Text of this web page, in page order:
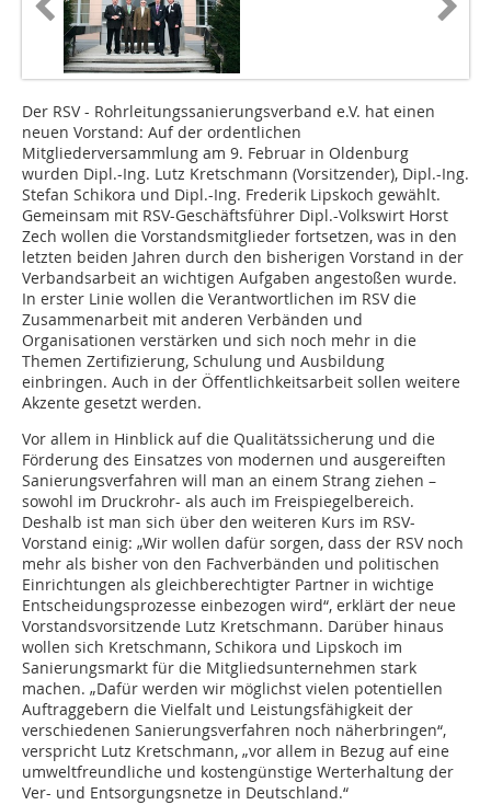
Der RSV - Rohrleitungssanierungsverband e.V. hat einen
neuen Vorstand: Auf der ordentlichen
Mitgliederversammlung am 9. Februar in Oldenburg
wurden Dipl.-Ing. Lutz Kretschmann (Vorsitzender), Dipl.-Ing.
Stefan Schikora und Dipl.-Ing. Frederik Lipskoch gewählt.
Gemeinsam mit RSV-Geschäftsführer Dipl.-Volkswirt Horst
Zech wollen die Vorstandsmitglieder fortsetzen, was in den
letzten beiden Jahren durch den bisherigen Vorstand in der
Verbandsarbeit an wichtigen Aufgaben angestoßen wurde.
In erster Linie wollen die Verantwortlichen im RSV die
Zusammenarbeit mit anderen Verbänden und
Organisationen verstärken und sich noch mehr in die
Themen Zertifizierung, Schulung und Ausbildung
einbringen. Auch in der Öffentlichkeitsarbeit sollen weitere
Akzente gesetzt werden.
Vor allem in Hinblick auf die Qualitätssicherung und die
Förderung des Einsatzes von modernen und ausgereiften
Sanierungsverfahren will man an einem Strang ziehen –
sowohl im Druckrohr- als auch im Freispiegelbereich.
Deshalb ist man sich über den weiteren Kurs im RSV-
Vorstand einig: „Wir wollen dafür sorgen, dass der RSV noch
mehr als bisher von den Fachverbänden und politischen
Einrichtungen als gleichberechtigter Partner in wichtige
Entscheidungsprozesse einbezogen wird“, erklärt der neue
Vorstandsvorsitzende Lutz Kretschmann. Darüber hinaus
wollen sich Kretschmann, Schikora und Lipskoch im
Sanierungsmarkt für die Mitgliedsunternehmen stark
machen. „Dafür werden wir möglichst vielen potentiellen
Auftraggebern die Vielfalt und Leistungsfähigkeit der
verschiedenen Sanierungsverfahren noch näherbringen“,
verspricht Lutz Kretschmann, „vor allem in Bezug auf eine
umweltfreundliche und kostengünstige Werterhaltung der
Ver- und Entsorgungsnetze in Deutschland.“